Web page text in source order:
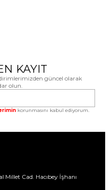
KAYIT
güncel olarak
olun.
korunmasını kabul ediyorum.
Cad. Hacıbey İşhanı